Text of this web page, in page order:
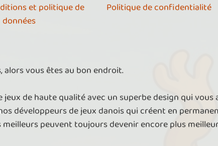
et politique de
données
Politique de confidentialité
alors vous êtes au bon endroit.
de haute qualité avec un superbe design qui vous
développeurs de jeux danois qui créent en
peuvent toujours devenir encore plus